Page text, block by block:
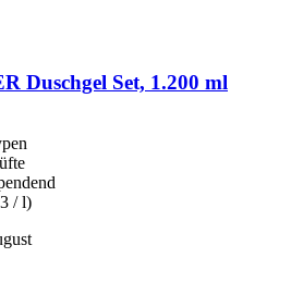
Duschgel Set, 1.200 ml
/ l)